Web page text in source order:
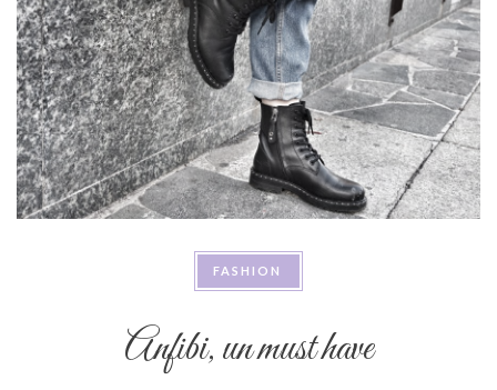
FASHION
Anfibi, un must have